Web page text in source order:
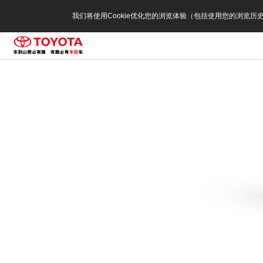
我们将使用Cookie优化您的浏览体验（包括使用您的浏览历